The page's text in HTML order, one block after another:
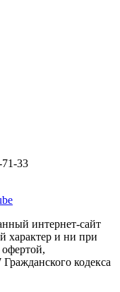
33
интернет-сайт
характер и ни при
кодекса